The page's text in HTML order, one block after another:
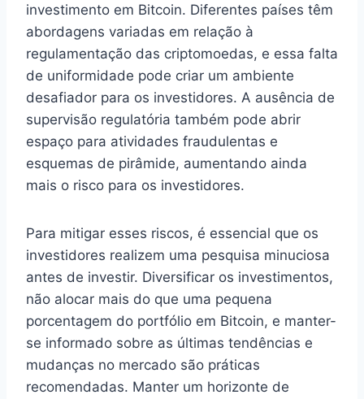
investimento em Bitcoin. Diferentes países têm
abordagens variadas em relação à
regulamentação das criptomoedas, e essa falta
de uniformidade pode criar um ambiente
desafiador para os investidores. A ausência de
supervisão regulatória também pode abrir
espaço para atividades fraudulentas e
esquemas de pirâmide, aumentando ainda
mais o risco para os investidores.
Para mitigar esses riscos, é essencial que os
investidores realizem uma pesquisa minuciosa
antes de investir. Diversificar os investimentos,
não alocar mais do que uma pequena
porcentagem do portfólio em Bitcoin, e manter-
se informado sobre as últimas tendências e
mudanças no mercado são práticas
recomendadas. Manter um horizonte de